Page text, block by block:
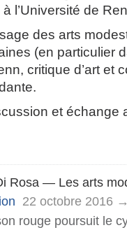
l’Université de
des arts
(en particulier
critique d’art et
et échange
Rosa — Les arts
22 octobre 2016
rouge poursuit le